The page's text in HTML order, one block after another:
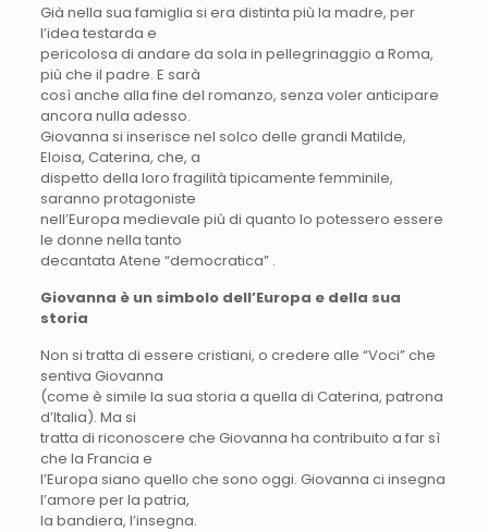
Già nella sua famiglia si era distinta più la madre, per
l’idea testarda e
pericolosa di andare da sola in pellegrinaggio a Roma,
più che il padre. E sarà
così anche alla fine del romanzo, senza voler anticipare
ancora nulla adesso.
Giovanna si inserisce nel solco delle grandi Matilde,
Eloisa, Caterina, che, a
dispetto della loro fragilità tipicamente femminile,
saranno protagoniste
nell’Europa medievale più di quanto lo potessero essere
le donne nella tanto
decantata Atene “democratica” .
Giovanna è un simbolo dell’Europa e della sua
storia
Non si tratta di essere cristiani, o credere alle “Voci” che
sentiva Giovanna
(come è simile la sua storia a quella di Caterina, patrona
d’Italia). Ma si
tratta di riconoscere che Giovanna ha contribuito a far sì
che la Francia e
l’Europa siano quello che sono oggi. Giovanna ci insegna
l’amore per la patria,
la bandiera, l’insegna.